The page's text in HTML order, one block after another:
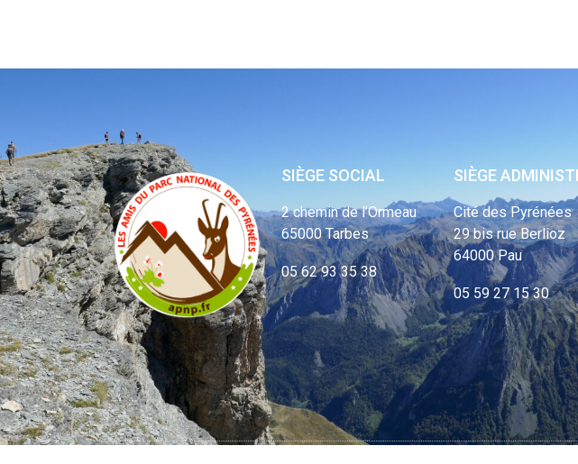
SIÈGE SOCIAL
2 chemin de l’Ormeau
65000 Tarbes
05 62 93 35 38
SIÈGE
Cité des Pyrénées
29 bis rue Berlioz
64000 Pau
05 59 27 15 30